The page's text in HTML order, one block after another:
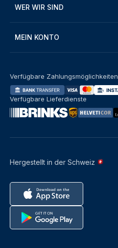
WER WIR SIND
MEIN KONTO
Hergestellt in der Schweiz
Verfügbare Zahlungsmöglichkeiten
Verfügbare Lieferdienste